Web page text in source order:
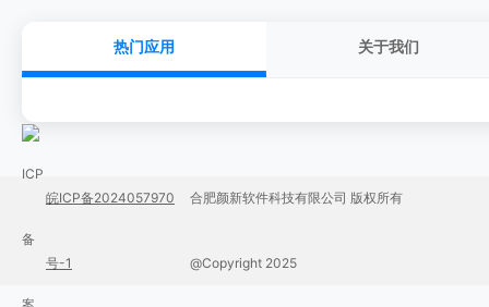
热门应用 关于我们
皖ICP备2024057970
号-1
合肥颜新软件科技有限公司 版权所有
@Copyright 2025